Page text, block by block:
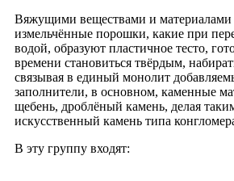
Вяжущими веществами и материалами
измельчённые порошки, какие при
водой, образуют пластичное тесто,
времени становиться твёрдым,
связывая в единый монолит
заполнители, в основном, каменные
щебень, дроблёный камень, делая
искусственный камень типа
В эту группу входят: